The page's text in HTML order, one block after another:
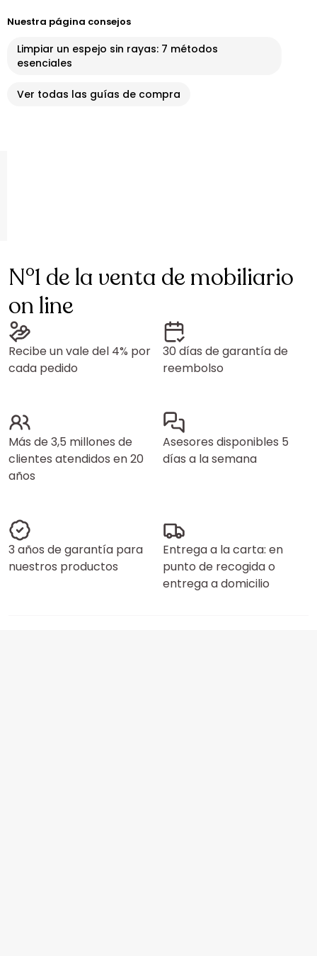
Nuestra página consejos
Limpiar un espejo sin rayas: 7 métodos
esenciales
Ver todas las guías de compra
N°1 de la venta de mobiliario
on line
Recibe un vale del 4% por
cada pedido
30 días de garantía de
reembolso
Más de 3,5 millones de
clientes atendidos en 20
años
Asesores disponibles 5
días a la semana
3 años de garantía para
nuestros productos
Entrega a la carta: en
punto de recogida o
entrega a domicilio